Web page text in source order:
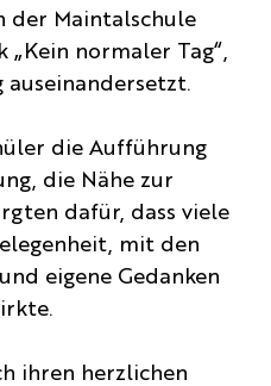
der Maintalschule
normaler Tag“,
die Aufführung
die Nähe zur
dafür, dass viele
mit den
eigene Gedanken
ihren herzlichen